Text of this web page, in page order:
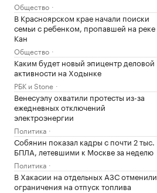
Общество
В Красноярском крае начали поиски
семьи с ребенком, пропавшей на реке
Кан
Общество
Каким будет новый эпицентр деловой
активности на Ходынке
РБК и Stone
Венесуэлу охватили протесты из-за
ежедневных отключений
электроэнергии
Политика
Собянин показал кадры с почти 2 тыс.
БПЛА, летевшими к Москве за неделю
Политика
В Хакасии на отдельных АЗС отменили
ограничения на отпуск топлива